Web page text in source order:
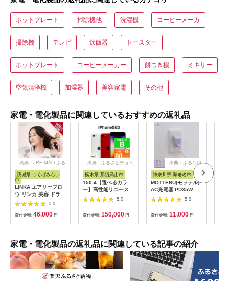
ホットプレート 掃除機他 洗濯機 コーヒーメーカ
掃除機 テレビ 炊飯器 トースター
ホットプレート コーヒーメーカー 餅つき機 ミキサー
空気清浄機 加湿器 美容家電 その他
家電・電化製品に関連しているおすすめの返礼品
出典：JRE MALLふる
さと納税
茨城県 つくばみらい
市
LINKA エアリーブロ
ウ リンカ 美容 ドライ
ヤー ヘアケア 髪 エス
テ ギフト ラッピング
贈呈品 プレゼント 母
の日 母の日準備 母の
5.0
寄付金額: 46,000 円
出典：ふるさとチョイ
栃木県 那須烏山市
150-4【選べるカラ
ー】高性能リユース
スマホ Apple
iPhoneSE 3 128GB
SIMロック解除済 本
体のみ ｜ 中古 再生品
本体 端末
5.0
寄付金額: 150,000 円
出典：ふるなび
神奈川県 海老名市
MOTTERU(モッテル)
AC充電器 PD35W
USB-C 1ポートUSB-
A 1ポート 折りたたみ
式プラグ 急速充電
PSE適合製品 2年保証
(MOT-
ルアイリス【 神奈川
県 海老名市 】
5.0
寄付金額: 11,000 円
家電・電化製品の返礼品に関連している記事の紹介